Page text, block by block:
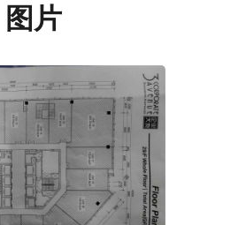
片